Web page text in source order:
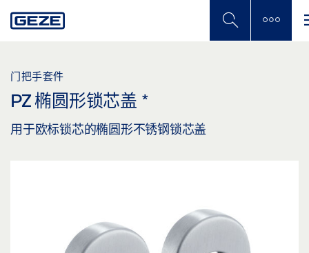
to
门把手套件
PZ 椭圆形锁芯盖 *
用于欧标锁芯的椭圆形不锈钢锁芯盖